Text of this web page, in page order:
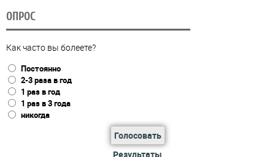
ОПРОС
Как часто вы болеете?
Постоянно
2-3 раза в год
1 раз в год
1 раз в 3 года
никогда
Голосовать
Результаты